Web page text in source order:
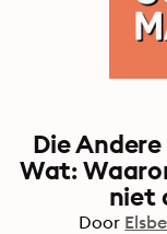
Die
Wat:
niet
Door